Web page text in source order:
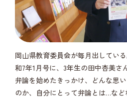
岡山県教育委員会が毎月出してい
和7年1月号に、3年生の田中杏美さ
弁論を始めたきっかけ、どんな思
のか、自分にとって弁論とは…な